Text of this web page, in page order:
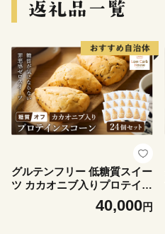
グルテンフリー 低糖質スイー
ツ カカオニブ入りプロテイン
スコーン 24個 / スイーツ マ
フィン 低糖質 ダイエット 朝
40,000円